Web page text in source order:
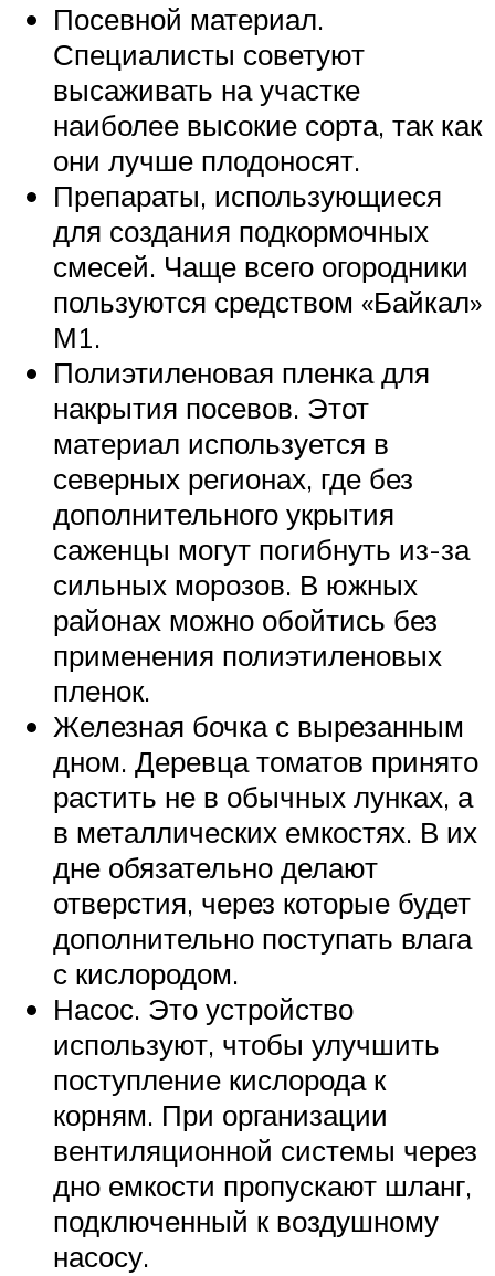
Посевной материал.
Специалисты советуют
высаживать на участке
наиболее высокие сорта, так как
они лучше плодоносят.
Препараты, использующиеся
для создания подкормочных
смесей. Чаще всего огородники
пользуются средством «Байкал»
М1.
Полиэтиленовая пленка для
накрытия посевов. Этот
материал используется в
северных регионах, где без
дополнительного укрытия
саженцы могут погибнуть из-за
сильных морозов. В южных
районах можно обойтись без
применения полиэтиленовых
пленок.
Железная бочка с вырезанным
дном. Деревца томатов принято
растить не в обычных лунках, а
в металлических емкостях. В их
дне обязательно делают
отверстия, через которые будет
дополнительно поступать влага
с кислородом.
Насос. Это устройство
используют, чтобы улучшить
поступление кислорода к
корням. При организации
вентиляционной системы через
дно емкости пропускают шланг,
подключенный к воздушному
насосу.